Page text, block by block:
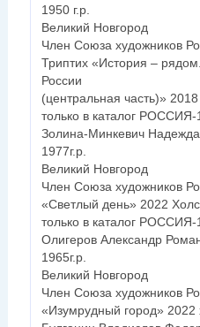
1950 г.р.
Великий Новгород
Член Союза художников
Триптих «История –
России
(центральная часть)»
только в каталог
Золина-Минкевич
1977г.р.
Великий Новгород
Член Союза художников
«Светлый день» 2022
только в каталог
Олигеров Александр
1965г.р.
Великий Новгород
Член Союза художников
«Изумрудный город» 2022